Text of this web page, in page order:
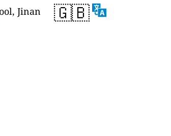
🇬🇧
Jinan